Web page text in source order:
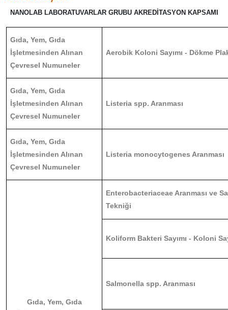
NANOLAB LABORATUVARLAR GRUBU AKREDİTASYON KAPSAMI
Gıda, Yem, Gıda
İşletmesinden Alınan
Çevresel Numuneler
Aerobik Koloni Sayımı - Dökme
Gıda, Yem, Gıda
İşletmesinden Alınan
Çevresel Numuneler
Listeria spp. Aranması
Gıda, Yem, Gıda
İşletmesinden Alınan
Çevresel Numuneler
Listeria monocytogenes Aranması
Gıda, Yem, Gıda
Enterobacteriaceae Aranması ve
Tekniği
Koliform Bakteri Sayımı - Koloni
Salmonella spp. Aranması